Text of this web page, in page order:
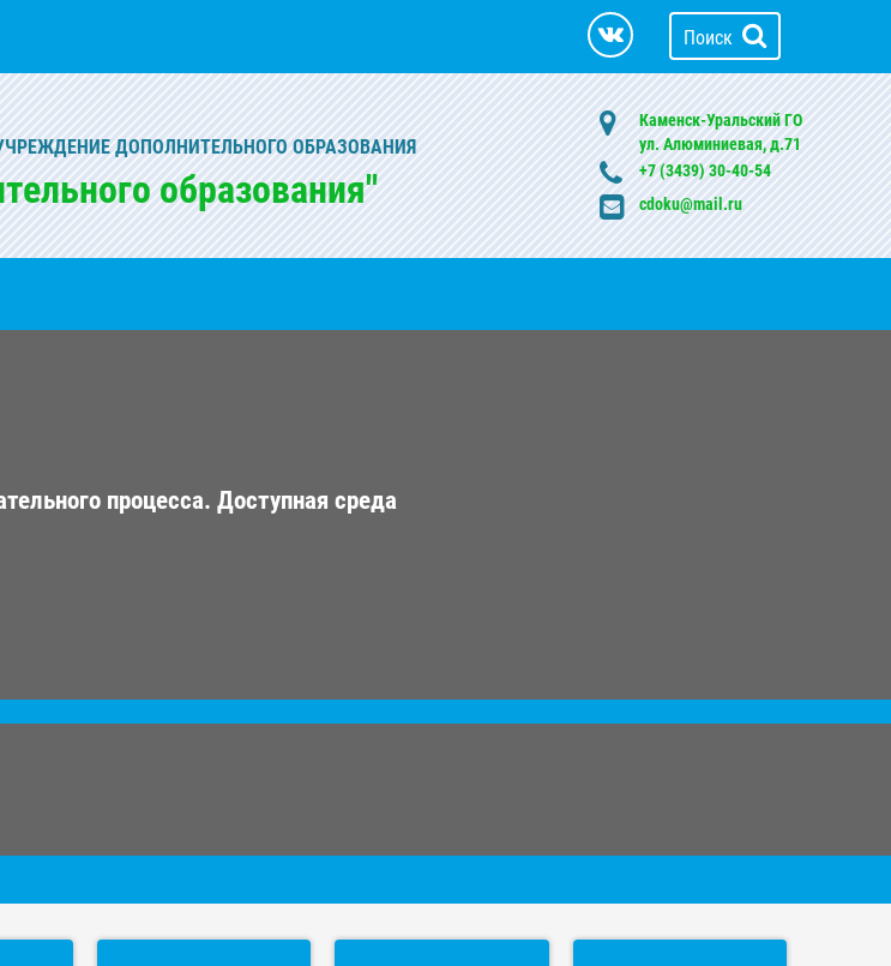
Поиск
ДОПОЛНИТЕЛЬНОГО ОБРАЗОВАНИЯ
образования"
Каменск-Уральский ГО
ул. Алюминиевая, д.71
+7 (3439) 30-40-54
cdoku@mail.ru
процесса. Доступная среда